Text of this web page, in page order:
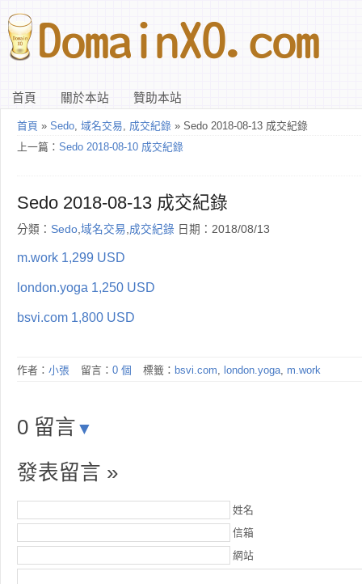
首頁 關於本站 贊助本站
首頁 » Sedo, 域名交易, 成交紀錄 » Sedo 2018-08-13 成交紀錄
上一篇： Sedo 2018-08-10 成交紀錄
Sedo 2018-08-13 成交紀錄
分類： Sedo,域名交易,成交紀錄 日期：2018/08/13
m.work 1,299 USD
london.yoga 1,250 USD
bsvi.com 1,800 USD
作者： 小張 留言： 0 個 標籤： bsvi.com, london.yoga, m.work
0 留言 ▼
發表留言 »
姓名
信箱
網站